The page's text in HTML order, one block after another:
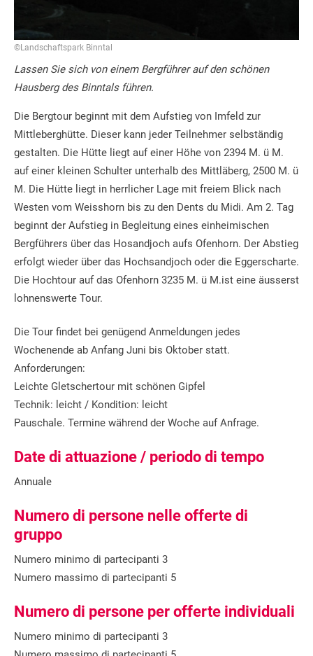
©Landschaftspark Binntal
Lassen Sie sich von einem Bergführer auf den schönen
Hausberg des Binntals führen.
Die Bergtour beginnt mit dem Aufstieg von Imfeld zur
Mittleberghütte. Dieser kann jeder Teilnehmer selbständig
gestalten. Die Hütte liegt auf einer Höhe von 2394 M. ü M.
auf einer kleinen Schulter unterhalb des Mittläberg, 2500 M. ü
M. Die Hütte liegt in herrlicher Lage mit freiem Blick nach
Westen vom Weisshorn bis zu den Dents du Midi. Am 2. Tag
beginnt der Aufstieg in Begleitung eines einheimischen
Bergführers über das Hosandjoch aufs Ofenhorn. Der Abstieg
erfolgt wieder über das Hochsandjoch oder die Eggerscharte.
Die Hochtour auf das Ofenhorn 3235 M. ü M.ist eine äusserst
lohnenswerte Tour.
Die Tour findet bei genügend Anmeldungen jedes
Wochenende ab Anfang Juni bis Oktober statt.
Anforderungen:
Leichte Gletschertour mit schönen Gipfel
Technik: leicht / Kondition: leicht
Pauschale. Termine während der Woche auf Anfrage.
Date di attuazione / periodo di tempo
Annuale
Numero di persone nelle offerte di
gruppo
Numero minimo di partecipanti 3
Numero massimo di partecipanti 5
Numero di persone per offerte individuali
Numero minimo di partecipanti 3